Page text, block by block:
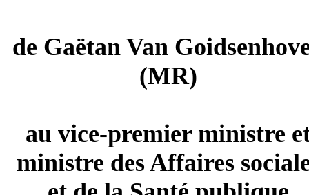
de Gaëtan Van
(MR)
au vice-premier ministre
ministre des Affaires